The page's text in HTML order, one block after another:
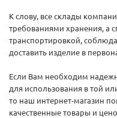
К слову, все склады
требованиями хранения, а
транспортировкой,
доставить изделие в
Если Вам необходим
для использования в той
то наш интернет-магазин
качественные товары и